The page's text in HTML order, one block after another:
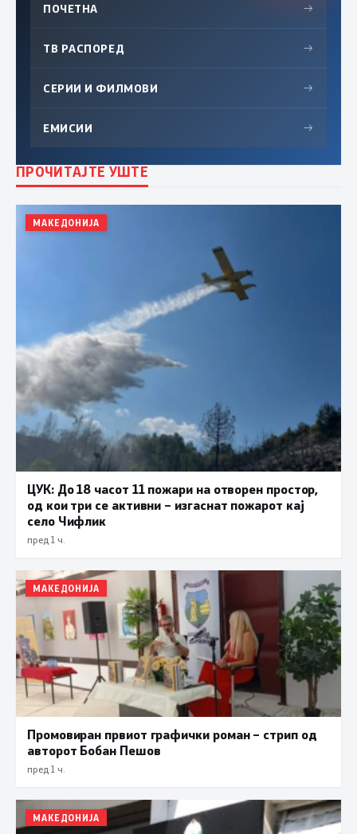
ПОЧЕТНА →
ТВ РАСПОРЕД →
СЕРИИ И ФИЛМОВИ →
ЕМИСИИ →
ПРОЧИТАЈТЕ УШТЕ
МАКЕДОНИЈА
ЦУК: До 18 часот 11 пожари на отворен простор,
од кои три се активни – изгаснат пожарот кај
село Чифлик
пред 1 ч.
МАКЕДОНИЈА
Промовиран првиот графички роман – стрип од
авторот Бобан Пешов
пред 1 ч.
МАКЕДОНИЈА